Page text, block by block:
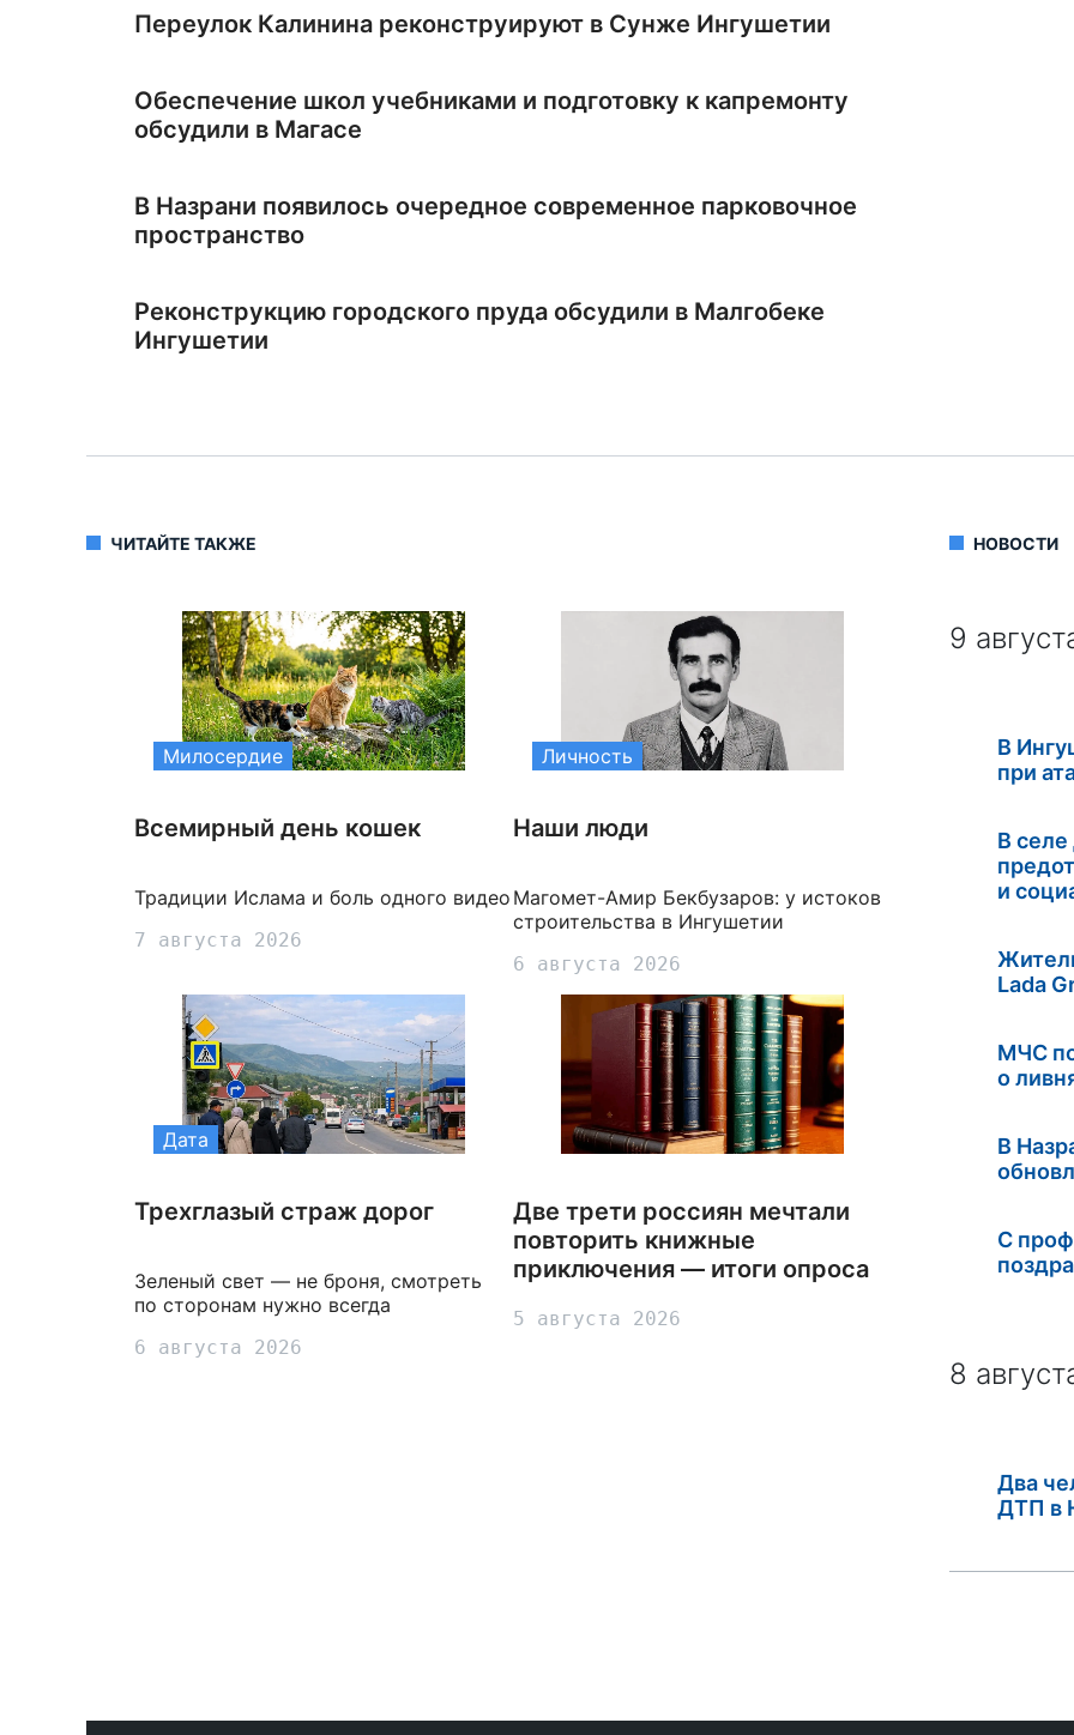
Переулок Калинина реконструируют в Сунже Ингушетии
Обеспечение школ учебниками и подготовку к капремонту
обсудили в Магасе
В Назрани появилось очередное современное парковочное
пространство
Реконструкцию городского пруда обсудили в Малгобеке
Ингушетии
ЧИТАЙТЕ ТАКЖЕ
Милосердие
Всемирный день кошек
Традиции Ислама и боль одного видео
7 августа 2026
Личность
Наши люди
Магомет-Амир Бекбузаров: у истоков
строительства в Ингушетии
6 августа 2026
Дата
Трехглазый страж дорог
Зеленый свет — не броня, смотреть
по сторонам нужно всегда
6 августа 2026
Две трети россиян мечтали
повторить книжные
приключения — итоги опроса
5 августа 2026
НОВОСТИ
9
В
при
В
и
Lada
МЧС
о
В
С
8
Два
ДТП в